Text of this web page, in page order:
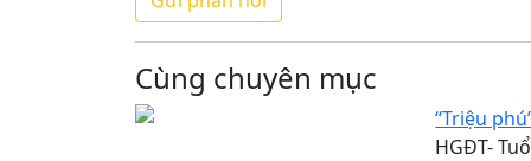
Cùng chuyên mục
“Triệu
HGĐT-